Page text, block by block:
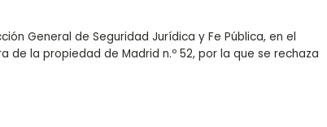
General de Seguridad Jurídica y Fe Pública, en el
la propiedad de Madrid n.º 52, por la que se rechaza